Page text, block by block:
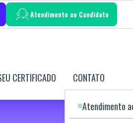
Atendimento ao Candidato
CERTIFICADO CONTATO
Atendimento